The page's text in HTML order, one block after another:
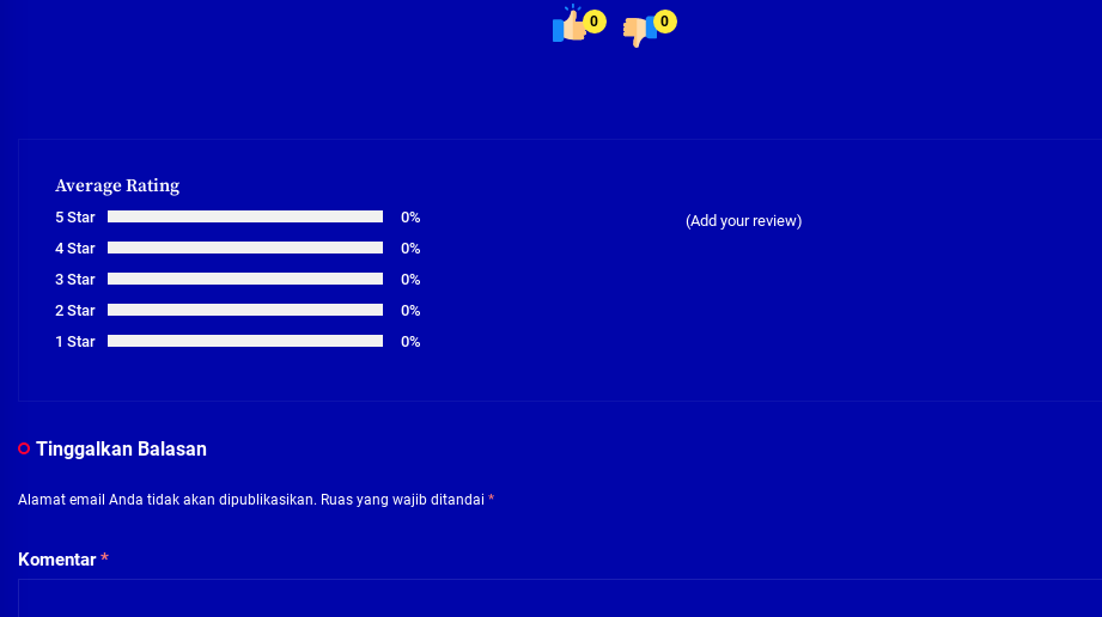
0 0
Average Rating
5 Star
0%
4 Star
0%
3 Star
0%
2 Star
0%
1 Star
0%
(Add your review)
Tinggalkan Balasan
Alamat email Anda tidak akan dipublikasikan. Ruas yang wajib ditandai *
Komentar*